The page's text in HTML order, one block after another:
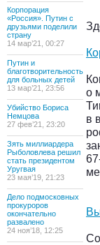
Корпорация
«Россия». Путин с
друзьями поделили
страну
14 мар’21, 00:27
Путин и
благотворительность
для больных детей
13 мар’21, 23:56
Убийство Бориса
Немцова
27 фев’21, 23:20
Зять миллиардера
Рыболовлева решил
стать президентом
Уругвая
23 мая’19, 21:23
Дело подмосковных
прокуроров
окончательно
развалено
24 ноя’18, 12:25
о
в